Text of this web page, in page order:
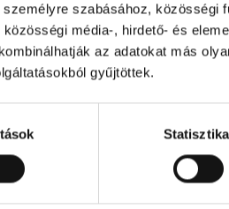
szabásához, közösségi
média-, hirdető- és
az adatokat más
gyűjtöttek.
Kedvencnek
jelölöm
Árcsökkenés
értesítés
területe:101.65 m2
Családi ház